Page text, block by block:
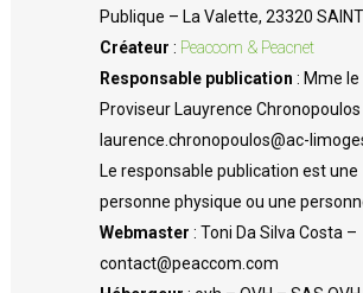
Publique – La Valette, 23320
Créateur : Peaccom & Peacnet
Responsable publication : Mme le
Proviseur Lauyrence Chronopoulos
laurence.chronopoulos@ac-
Le responsable publication est une
personne physique ou une
Webmaster : Toni Da Silva Costa –
contact@peaccom.com